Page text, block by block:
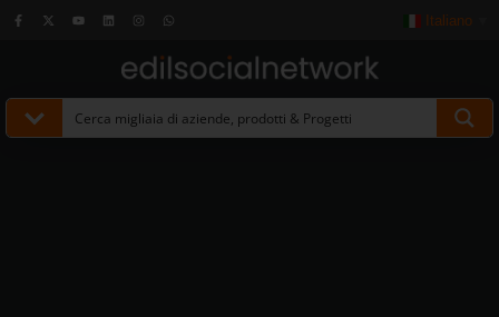
Italiano